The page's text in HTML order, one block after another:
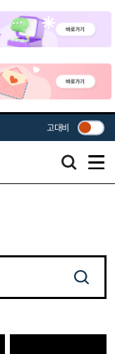
고대비